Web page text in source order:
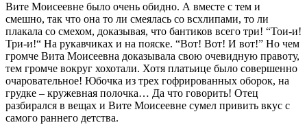
Вите Моисеевне было очень обидно. А вместе с тем и
смешно, так что она то ли смеялась со всхлипами, то ли
плакала со смехом, доказывая, что бантиков всего три! “Тои-и!
Три-и!“ На рукавчиках и на пояске. “Вот! Вот! И вот!” Но чем
громче Вита Моисеевна доказывала свою очевидную правоту,
тем громче вокруг хохотали. Хотя платьице было совершенно
очаровательное! Юбочка из трех гофрированных оборок, на
грудке – кружевная полочка… Да что говорить! Отец
разбирался в вещах и Вите Моисеевне сумел привить вкус с
самого раннего детства.